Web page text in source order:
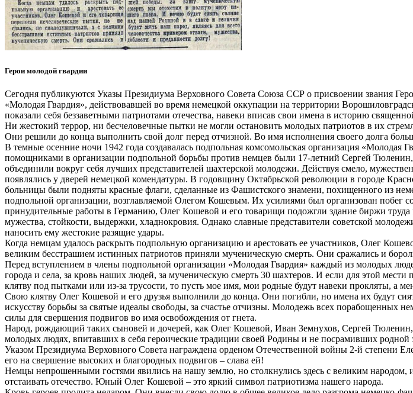
Герои молодой гвардии
Сегодня публикуются Указы Президиума Верховного Совета Союза ССР о присвоении звания
«Молодая Гвардия», действовавшей во время немецкой оккупации на территории
показали себя беззаветными патриотами отечества, навеки вписав свои имена в историю
Ни жестокий террор, ни бесчеловечные пытки не могли остановить молодых патриотов в их
Они решили до конца выполнить свой долг перед отчизной. Во имя исполнения своего долга
В темные осенние ночи 1942 года создавалась подпольная комсомольская организация
помощниками в организации подпольной борьбы против немцев были 17-летний Сергей
объединили вокруг себя лучших представителей шахтерской молодежи. Действуя смело,
появлялись у дверей немецкой комендатуры. В годовщину Октябрьской революции в городе
больницы были подняты красные флаги, сделанные из Фашистского знамени, похищенного из
подпольной организации, возглавляемой Олегом Кошевым. Их усилиями был организован побег
принудительные работы в Германию, Олег Кошевой и его товарищи подожгли здание биржи
мужества, стойкости, выдержки, хладнокровия. Однако славные представители советской
наносить ему жестокие разящие удары.
Когда немцам удалось раскрыть подпольную организацию и арестовать ее участников, Олег
великим бесстрашием истинных патриотов приняли мученическую смерть. Они сражались и
Перед вступлением в члены подпольной организации «Молодая Гвардия» каждый из молодых
города и села, за кровь наших людей, за мученическую смерть 30 шахтеров. И если для этой
клятву под пытками или из-за трусости, то пусть мое имя, мои родные будут навеки прокляты, а
Свою клятву Олег Кошевой и его друзья выполнили до конца. Они погибли, но имена их будут
искусству борьбы за святые идеалы свободы, за счастье отчизны. Молодежь всех порабощенных
силы для свершения подвигов во имя освобождения от гнета.
Народ, рождающий таких сыновей и дочерей, как Олег Кошевой, Иван Земнухов, Сергей
молодых людях, впитавших в себя героические традиции своей Родины и не посрамивших
Указом Президиума Верховного Совета награждена орденом Отечественной войны 2-й степени
его на свершение высоких и благородных подвигов – слава ей!
Немцы непрошенными гостями явились на нашу землю, но столкнулись здесь с великим
отстаивать отечество. Юный Олег Кошевой – это яркий символ патриотизма нашего народа.